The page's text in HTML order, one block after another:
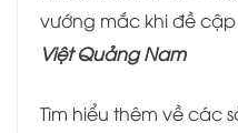
vướng mắc khi đề
Việt Quảng Nam
Tìm hiểu thêm về các